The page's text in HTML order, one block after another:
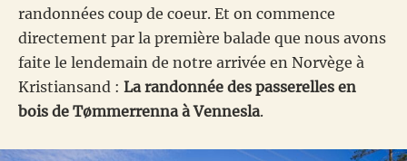
randonnées coup de coeur. Et on commence
directement par la première balade que nous avons
faite le lendemain de notre arrivée en Norvège à
Kristiansand : La randonnée des passerelles en
bois de Tømmerrenna à Vennesla.